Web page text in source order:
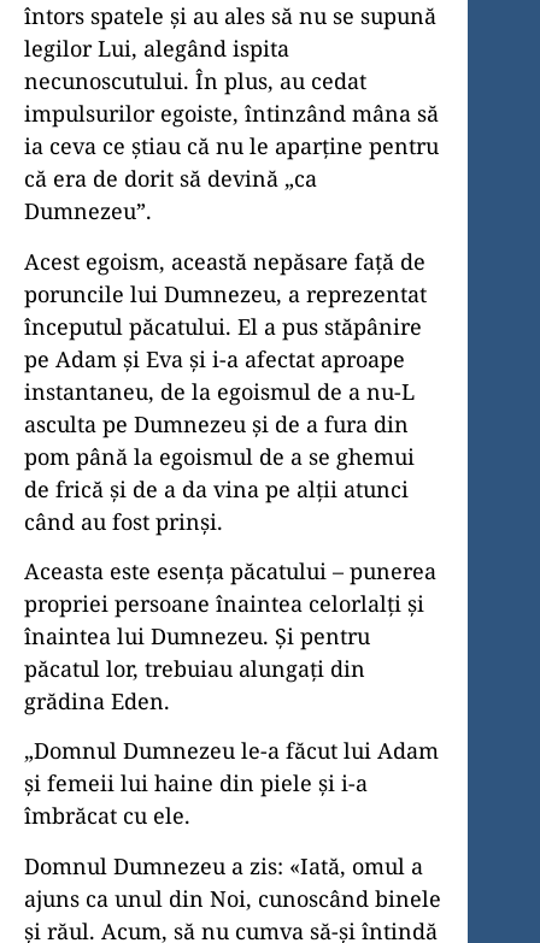
întors spatele și au ales să nu se supună
legilor Lui, alegând ispita
necunoscutului. În plus, au cedat
impulsurilor egoiste, întinzând mâna să
ia ceva ce știau că nu le aparține pentru
că era de dorit să devină „ca
Dumnezeu”.
Acest egoism, această nepăsare față de
poruncile lui Dumnezeu, a reprezentat
începutul păcatului. El a pus stăpânire
pe Adam și Eva și i-a afectat aproape
instantaneu, de la egoismul de a nu-L
asculta pe Dumnezeu și de a fura din
pom până la egoismul de a se ghemui
de frică și de a da vina pe alții atunci
când au fost prinși.
Aceasta este esența păcatului – punerea
propriei persoane înaintea celorlalți și
înaintea lui Dumnezeu. Și pentru
păcatul lor, trebuiau alungați din
grădina Eden.
„Domnul Dumnezeu le-a făcut lui Adam
şi femeii lui haine din piele şi i-a
îmbrăcat cu ele.
Domnul Dumnezeu a zis: «Iată, omul a
ajuns ca unul din Noi, cunoscând binele
şi răul. Acum, să nu cumva să-și întindă